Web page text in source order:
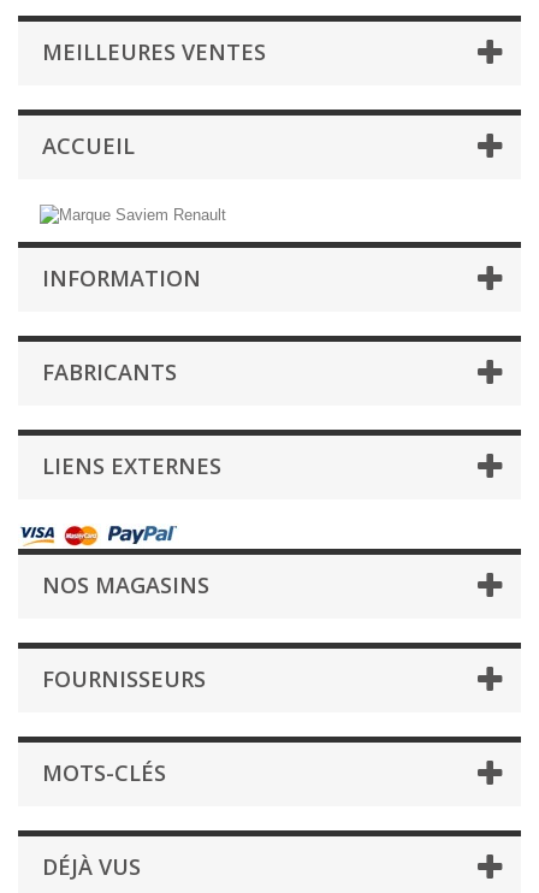
MEILLEURES VENTES
ACCUEIL
INFORMATION
FABRICANTS
LIENS EXTERNES
NOS MAGASINS
FOURNISSEURS
MOTS-CLÉS
DÉJÀ VUS